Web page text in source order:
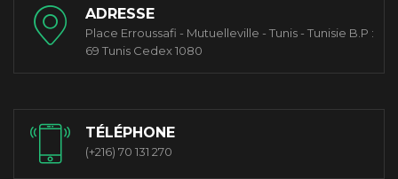
ADRESSE
Place Erroussafi - Mutuelleville - Tunis - Tunisie B.P :
69 Tunis Cedex 1080
TÉLÉPHONE
(+216) 70 131 270